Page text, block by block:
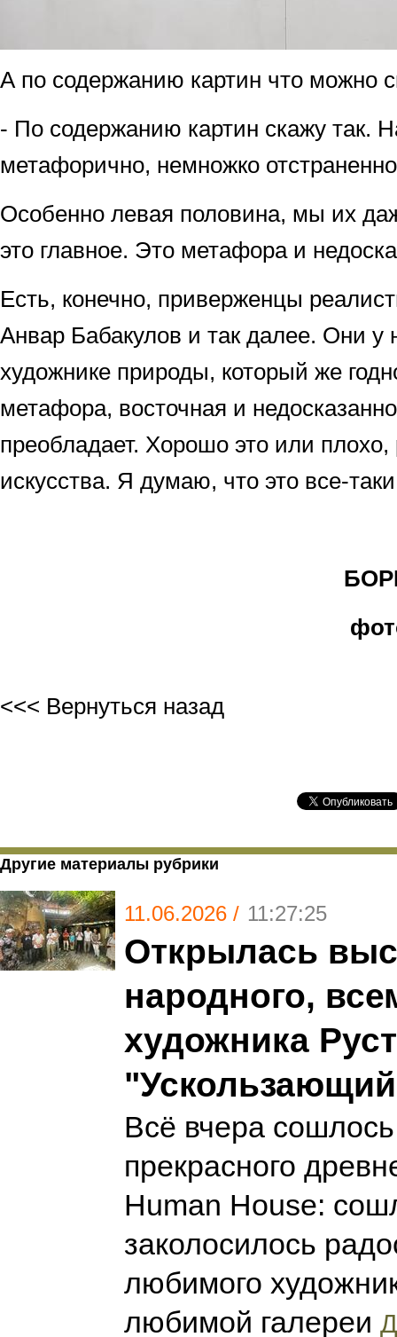
А по содержанию картин что можно
- По содержанию картин скажу так.
метафорично, немножко
Особенно левая половина, мы их
это главное. Это метафора и
Есть, конечно, приверженцы
Анвар Бабакулов и так далее. Они у
художнике природы, который же
метафора, восточная и
преобладает. Хорошо это или
искусства. Я думаю, что это все-
<<< Вернуться назад
Другие материалы рубрики
11.06.2026 / 11:27:25
Открылась
народного,
художника
Всё вчера
прекрасного
Human House:
заколосилось
любимого
любимой галереи